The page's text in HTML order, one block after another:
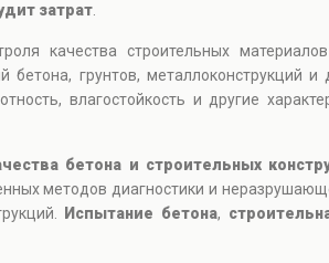
затрат
качества строительных
грунтов, металлоконструкций и
влагостойкость и другие
бетона и строительных
методов диагностики и
Испытание бетона,